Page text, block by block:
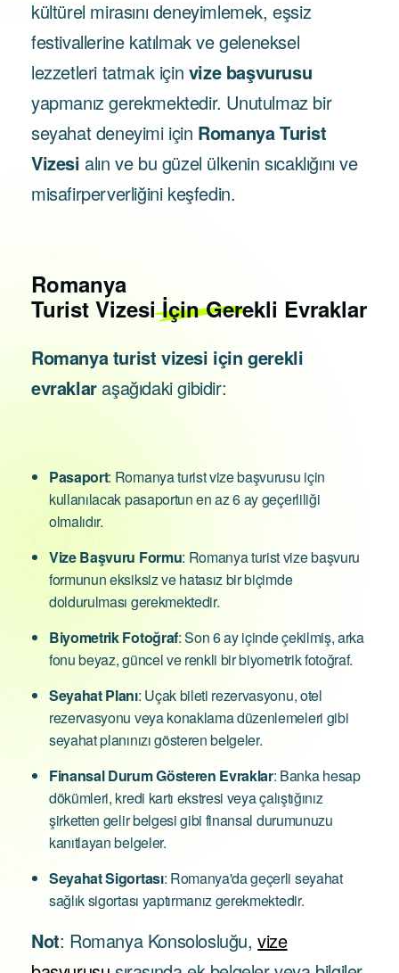
kültürel mirasını deneyimlemek, eşsiz
festivallerine katılmak ve geleneksel
lezzetleri tatmak için vize başvurusu
yapmanız gerekmektedir. Unutulmaz bir
seyahat deneyimi için Romanya Turist
Vizesi alın ve bu güzel ülkenin sıcaklığını ve
misafirperverliğini keşfedin.
Romanya
Turist Vizesi İçin Gerekli Evraklar
Romanya turist vizesi için gerekli
evraklaraşağıdaki gibidir:
Pasaport: Romanya turist vize başvurusu için
kullanılacak pasaportun en az 6 ay geçerliliği
olmalıdır.
Vize Başvuru Formu: Romanya turist vize başvuru
formunun eksiksiz ve hatasız bir biçimde
doldurulması gerekmektedir.
Biyometrik Fotoğraf: Son 6 ay içinde çekilmiş, arka
fonu beyaz, güncel ve renkli bir biyometrik fotoğraf.
Seyahat Planı: Uçak bileti rezervasyonu, otel
rezervasyonu veya konaklama düzenlemeleri gibi
seyahat planınızı gösteren belgeler.
Finansal Durum Gösteren Evraklar: Banka hesap
dökümleri, kredi kartı ekstresi veya çalıştığınız
şirketten gelir belgesi gibi finansal durumunuzu
kanıtlayan belgeler.
Seyahat Sigortası: Romanya'da geçerli seyahat
sağlık sigortası yaptırmanız gerekmektedir.
Not: Romanya Konsolosluğu,vize